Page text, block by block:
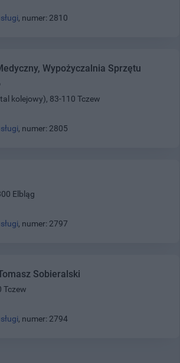
, numer: 2810
Wypożyczalnia Sprzętu
kolejowy), 83-110 Tczew
, numer: 2805
Elbląg
, numer: 2797
Sobieralski
Tczew
, numer: 2794